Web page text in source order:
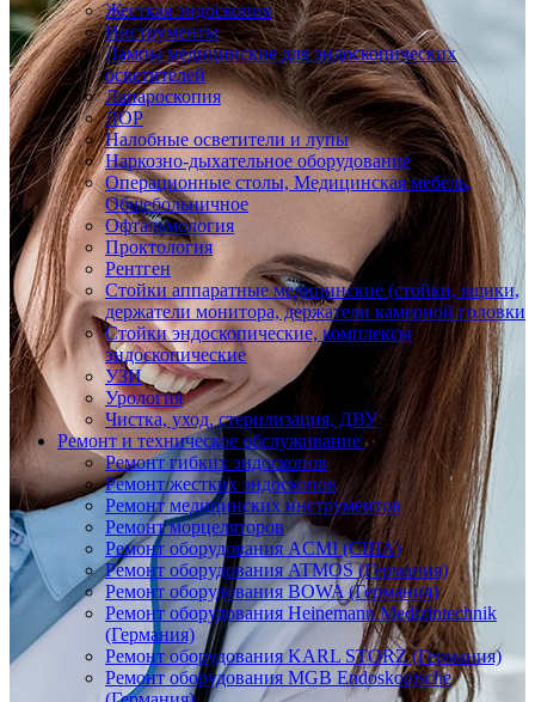
Жесткая эндоскопия
Инструменты
Лампы медицинские для эндоскопических
осветителей
Лапароскопия
ЛОР
Налобные осветители и лупы
Наркозно-дыхательное оборудование
Операционные столы, Медицинская мебель,
Общебольничное
Офтальмология
Проктология
Рентген
Стойки аппаратные медицинские (стойки, ящики,
держатели монитора, держатели камерной головки
Стойки эндоскопические, комплексы
эндоскопические
УЗИ
Урология
Чистка, уход, стерилизация, ДВУ
Ремонт и техническое обслуживание
Ремонт гибких эндоскопов
Ремонт жестких эндоскопов
Ремонт медицинских инструментов
Ремонт морцеляторов
Ремонт оборудования ACMI (США)
Ремонт оборудования ATMOS (Германия)
Ремонт оборудования BOWA (Германия)
Ремонт оборудования Heinemann Medizintechnik
(Германия)
Ремонт оборудования KARL STORZ (Германия)
Ремонт оборудования MGB Endoskopische